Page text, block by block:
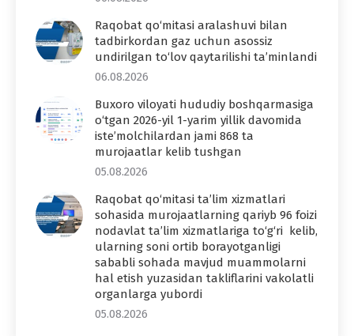
Raqobat qo‘mitasi aralashuvi bilan
tadbirkordan gaz uchun asossiz
undirilgan to‘lov qaytarilishi ta’minlandi
06.08.2026
Buxoro viloyati hududiy boshqarmasiga
o‘tgan 2026-yil 1-yarim yillik davomida
iste’molchilardan jami 868 ta
murojaatlar kelib tushgan
05.08.2026
Raqobat qo‘mitasi ta’lim xizmatlari
sohasida murojaatlarning qariyb 96 foizi
nodavlat ta’lim xizmatlariga to‘g‘ri kelib,
ularning soni ortib borayotganligi
sababli sohada mavjud muammolarni
hal etish yuzasidan takliflarini vakolatli
organlarga yubordi
05.08.2026